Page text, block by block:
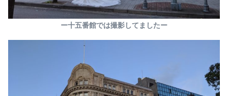
ー十五番館では撮影してましたー